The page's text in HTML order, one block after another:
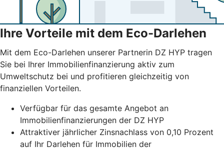
Ihre Vorteile mit dem Eco-Darlehen
Mit dem Eco-Darlehen unserer Partnerin DZ HYP tragen
Sie bei Ihrer Immobilienfinanzierung aktiv zum
Umweltschutz bei und profitieren gleichzeitig von
finanziellen Vorteilen.
Verfügbar für das gesamte Angebot an
Immobilienfinanzierungen der DZ HYP
Attraktiver jährlicher Zinsnachlass von 0,10 Prozent
auf Ihr Darlehen für Immobilien der